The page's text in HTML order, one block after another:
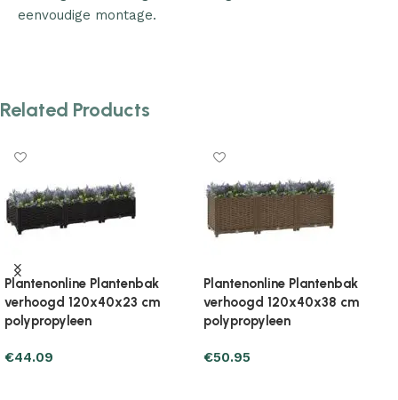
eenvoudige montage.
Related Products
Plantenonline Plantenbak
verhoogd 120x40x38 cm
polypropyleen
€50.95
Plantenonline Plantenbak
verhoogd 120x40x38 cm
polypropyleen
€48.99